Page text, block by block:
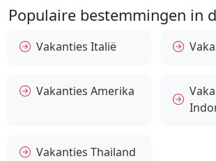
Populaire bestemmingen in
Vakanties Italië
Vakanties Amerika
Vakanties Thailand